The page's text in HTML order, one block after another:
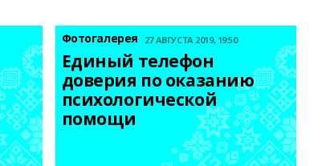
Фотогалерея 27 АВГУСТА 2019, 19:50
Единый телефон
доверия по оказанию
психологической
помощи